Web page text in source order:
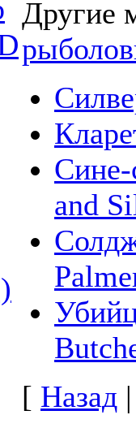
Другие
Сине-
and
[ Назад